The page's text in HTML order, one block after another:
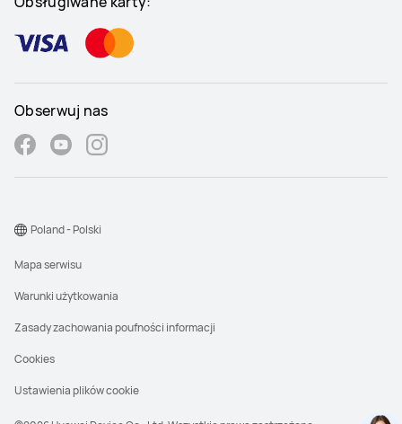
Obserwuj nas
Mapa serwisu
Warunki użytkowania
Zasady zachowania poufności informacji
Cookies
Ustawienia plików cookie
Poland - Polski